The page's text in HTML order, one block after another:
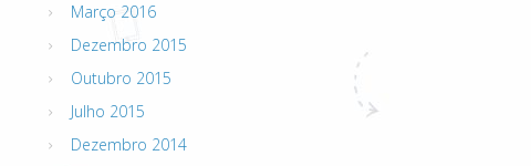
Março 2016
Dezembro 2015
Outubro 2015
Julho 2015
Dezembro 2014